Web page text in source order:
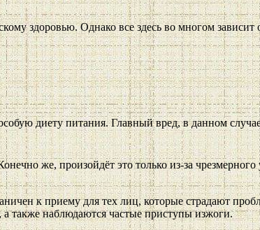
здоровью. Однако все здесь во многом зависит
диету питания. Главный вред, в данном
же, произойдёт это только из-за
к приему для тех лиц, которые страдают
также наблюдаются частые приступы изжоги.